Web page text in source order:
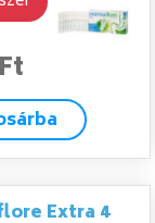
Extra 4